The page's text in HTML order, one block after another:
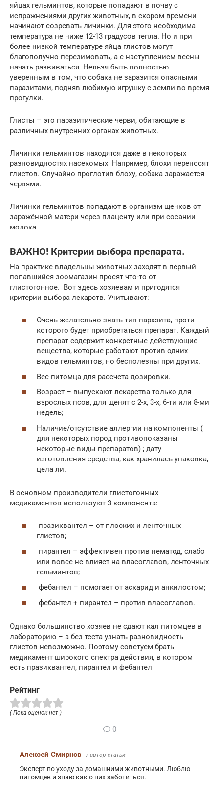
яйцах гельминтов, которые попадают в почву с
испражнениями других животных, в скором времени
начинают созревать личинки. Для этого необходима
температура не ниже 12-13 градусов тепла. Но и при
более низкой температуре яйца глистов могут
благополучно перезимовать, а с наступлением весны
начать развиваться. Нельзя быть полностью
уверенным в том, что собака не заразится опасными
паразитами, подняв любимую игрушку с земли во время
прогулки.
Глисты – это паразитические черви, обитающие в
различных внутренних органах животных.
Личинки гельминтов находятся даже в некоторых
разновидностях насекомых. Например, блохи переносят
глистов. Случайно проглотив блоху, собака заражается
червями.
Личинки гельминтов попадают в организм щенков от
заражённой матери через плаценту или при сосании
молока.
ВАЖНО! Критерии выбора препарата.
На практике владельцы животных заходят в первый
попавшийся зоомагазин просят что-то от
глистогонное. Вот здесь хозяевам и пригодятся
критерии выбора лекарств. Учитывают:
Очень желательно знать тип паразита, проти
которого будет приобретаться препарат. Каждый
препарат содержит конкретные действующие
вещества, которые работают против одних
видов гельминтов, но бесполезны при других.
Вес питомца для рассчета дозировки.
Возраст – выпускают лекарства только для
взрослых псов, для щенят с 2-х, 3-х, 6-ти или 8-ми
недель;
Наличие/отсутствие аллергии на компоненты (
для некоторых пород противопоказаны
некоторые виды препаратов) ; дату
изготовления средства; как хранилась упаковка,
цела ли.
В основном производители глистогонных
медикаментов используют 3 компонента:
празиквантел – от плоских и ленточных
глистов;
пирантел – эффективен против нематод, слабо
или вовсе не влияет на власоглавов, ленточных
гельминтов;
фебантел – помогает от аскарид и анкилостом;
фебантел + пирантел – против власоглавов.
Однако большинство хозяев не сдают кал питомцев в
лабораторию – а без теста узнать разновидность
глистов невозможно. Поэтому советуем брать
медикамент широкого спектра действия, в котором
есть празиквантел, пирантел и фебантел.
Рейтинг
( Пока оценок нет )
0
Алексей Смирнов / автор статьи
Эксперт по уходу за домашними животными. Люблю
питомцев и знаю как о них заботиться.